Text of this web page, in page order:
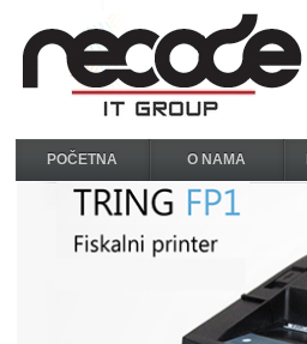
POČETNA O NAMA